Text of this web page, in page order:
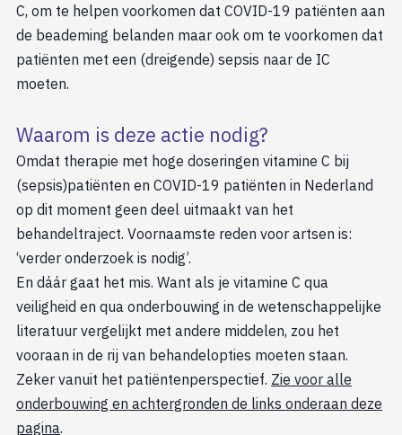
C, om te helpen voorkomen dat COVID-19 patiënten aan
de beademing belanden maar ook om te voorkomen dat
patiënten met een (dreigende) sepsis naar de IC
moeten.
Waarom is deze actie nodig?
Omdat therapie met hoge doseringen vitamine C bij
(sepsis)patiënten en COVID-19 patiënten in Nederland
op dit moment geen deel uitmaakt van het
behandeltraject. Voornaamste reden voor artsen is:
‘verder onderzoek is nodig’.
En dáár gaat het mis. Want als je vitamine C qua
veiligheid en qua onderbouwing in de wetenschappelijke
literatuur vergelijkt met andere middelen, zou het
vooraan in de rij van behandelopties moeten staan.
Zeker vanuit het patiëntenperspectief. Zie voor alle
onderbouwing en achtergronden de links onderaan deze
pagina.